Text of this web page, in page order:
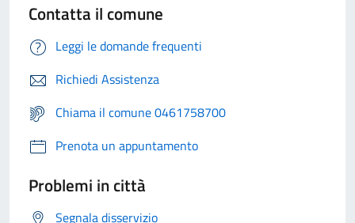
Contatta il comune
Leggi le domande frequenti
Richiedi Assistenza
Chiama il comune 0461758700
Prenota un appuntamento
Problemi in città
Segnala disservizio